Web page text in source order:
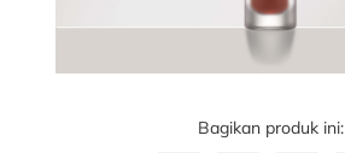
Bagikan produk ini: